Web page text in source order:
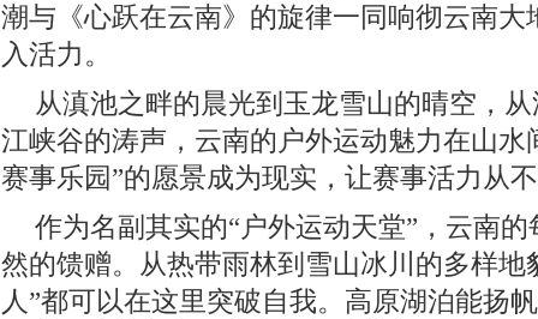
潮与《心跃在云南》的旋律一同响彻云南大
入活力。
从滇池之畔的晨光到玉龙雪山的晴空，
江峡谷的涛声，云南的户外运动魅力在山水
赛事乐园”的愿景成为现实，让赛事活力从
作为名副其实的“户外运动天堂”，云南
然的馈赠。从热带雨林到雪山冰川的多样地
人”都可以在这里突破自我。高原湖泊能扬